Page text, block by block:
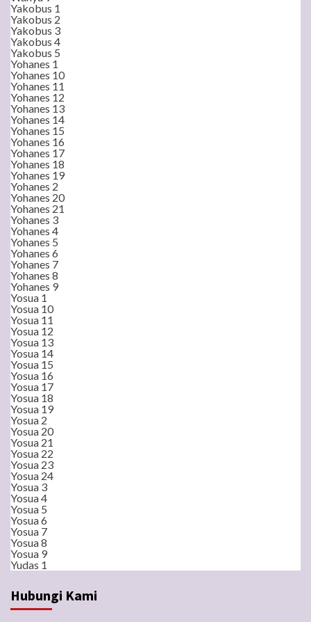
Yakobus 1
Yakobus 2
Yakobus 3
Yakobus 4
Yakobus 5
Yohanes 1
Yohanes 10
Yohanes 11
Yohanes 12
Yohanes 13
Yohanes 14
Yohanes 15
Yohanes 16
Yohanes 17
Yohanes 18
Yohanes 19
Yohanes 2
Yohanes 20
Yohanes 21
Yohanes 3
Yohanes 4
Yohanes 5
Yohanes 6
Yohanes 7
Yohanes 8
Yohanes 9
Yosua 1
Yosua 10
Yosua 11
Yosua 12
Yosua 13
Yosua 14
Yosua 15
Yosua 16
Yosua 17
Yosua 18
Yosua 19
Yosua 2
Yosua 20
Yosua 21
Yosua 22
Yosua 23
Yosua 24
Yosua 3
Yosua 4
Yosua 5
Yosua 6
Yosua 7
Yosua 8
Yosua 9
Yudas 1
Hubungi Kami